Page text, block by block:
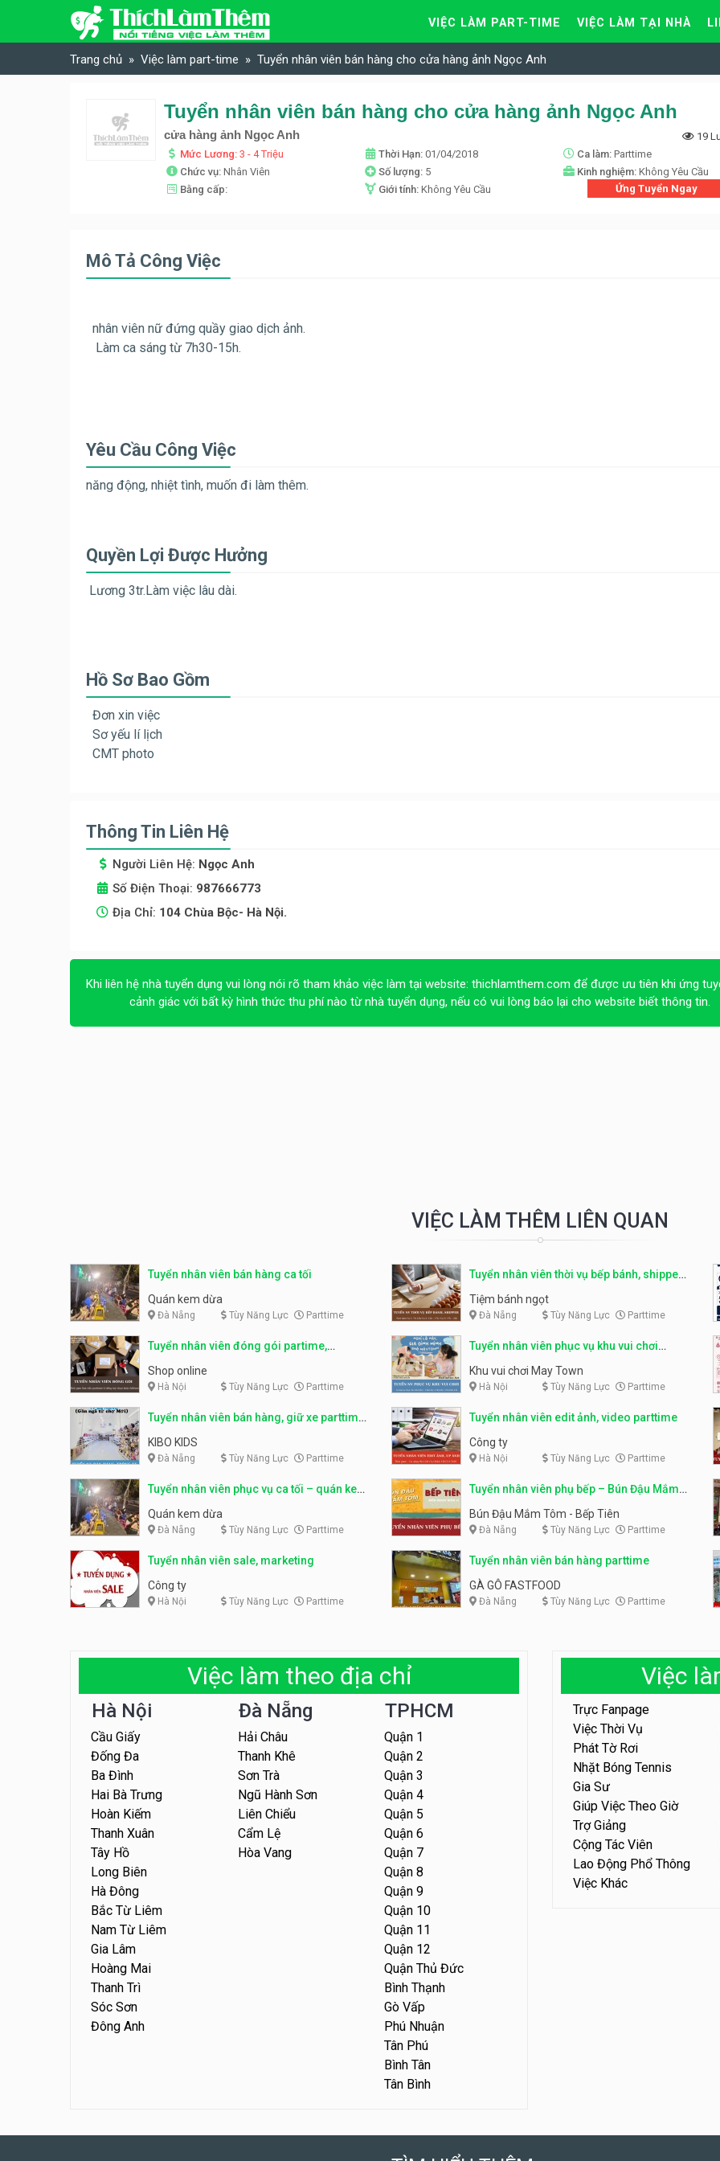
Skip to content
VIỆC LÀM PART-TIME VIỆC LÀM TẠI NHÀ
Trang chủ Việc làm part-time Tuyển nhân viên bán hàng cho cửa hàng ảnh Ngọc Anh
Tuyển nhân viên bán hàng cho cửa hàng ảnh Ngọc Anh
cửa hàng ảnh Ngọc Anh
19
Mức Lương: 3 - 4 Triệu Thời Hạn: 01/04/2018 Ca làm: Parttime
Chức vụ: Nhân Viên Số lượng: 5 Kinh nghiệm: Không Yêu Cầu
Bằng cấp:
Giới tính: Không Yêu Cầu Ứng Tuyển Ngay
Mô Tả Công Việc
nhân viên nữ đứng quầy giao dịch ảnh.
Làm ca sáng từ 7h30-15h.
Yêu Cầu Công Việc
năng động, nhiệt tình, muốn đi làm thêm.
Quyền Lợi Được Hưởng
Lương 3tr.Làm việc lâu dài.
Hồ Sơ Bao Gồm
Đơn xin việc
Sơ yếu lí lịch
CMT photo
Thông Tin Liên Hệ
Người Liên Hệ: Ngọc Anh
Số Điện Thoại: 987666773
Địa Chỉ: 104 Chùa Bộc- Hà Nội.
Khi liên hệ nhà tuyển dụng vui lòng nói rõ tham khảo việc làm tại website: thichlamthem.com để được ưu tiên khi ứng
cảnh giác với bất kỳ hình thức thu phí nào từ nhà tuyển dụng, nếu có vui lòng báo lại cho website biết thông tin.
VIỆC LÀM THÊM LIÊN QUAN
Tuyển nhân viên bán hàng ca tối
Quán kem dừa
Đà Nẵng Tùy Năng Lực Parttime
Tuyển nhân viên thời vụ bếp bánh, shipper
parttime
Tiệm bánh ngọt
Đà Nẵng Tùy Năng Lực Parttime
Tuyển nhân viên đóng gói partime,
fulltime
Shop online
Hà Nội Tùy Năng Lực Parttime
Tuyển nhân viên phục vụ khu vui chơi
parttime linh động
Khu vui chơi May Town
Hà Nội Tùy Năng Lực Parttime
Tuyển nhân viên bán hàng, giữ xe parttime
– Kibo Kid
KIBO KIDS
Đà Nẵng Tùy Năng Lực Parttime
Tuyển nhân viên edit ảnh, video parttime
Công ty
Hà Nội Tùy Năng Lực Parttime
Tuyển nhân viên phục vụ ca tối – quán kem
dừa
Quán kem dừa
Đà Nẵng Tùy Năng Lực Parttime
Tuyển nhân viên phụ bếp – Bún Đậu Mắm
Tôm – Bếp Tiên
Bún Đậu Mắm Tôm - Bếp Tiên
Đà Nẵng Tùy Năng Lực Parttime
Tuyển nhân viên sale, marketing
Công ty
Hà Nội Tùy Năng Lực Parttime
Tuyển nhân viên bán hàng parttime
GÀ GÔ FASTFOOD
Đà Nẵng Tùy Năng Lực Parttime
Việc làm theo địa chỉ
Hà Nội
Cầu Giấy
Đống Đa
Ba Đình
Hai Bà Trưng
Hoàn Kiếm
Thanh Xuân
Tây Hồ
Long Biên
Hà Đông
Bắc Từ Liêm
Nam Từ Liêm
Gia Lâm
Hoàng Mai
Thanh Trì
Sóc Sơn
Đông Anh
Đà Nẵng
Hải Châu
Thanh Khê
Sơn Trà
Ngũ Hành Sơn
Liên Chiểu
Cẩm Lệ
Hòa Vang
TPHCM
Quận 1
Quận 2
Quận 3
Quận 4
Quận 5
Quận 6
Quận 7
Quận 8
Quận 9
Quận 10
Quận 11
Quận 12
Quận Thủ Đức
Bình Thạnh
Gò Vấp
Phú Nhuận
Tân Phú
Bình Tân
Tân Bình
Việc
Trực Fanpage
Việc Thời Vụ
Phát Tờ Rơi
Nhặt Bóng Tennis
Gia Sư
Giúp Việc Theo Giờ
Trợ Giảng
Cộng Tác Viên
Lao Động Phổ Thông
Việc Khác